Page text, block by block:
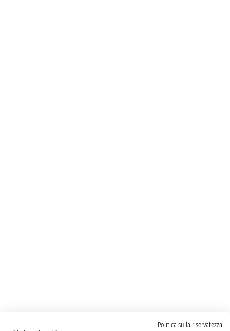
Politica sulla riservatezza